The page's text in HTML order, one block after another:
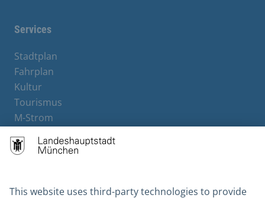
Services
Stadtplan
Fahrplan
Kultur
Tourismus
M-Strom
Hotels
Contact